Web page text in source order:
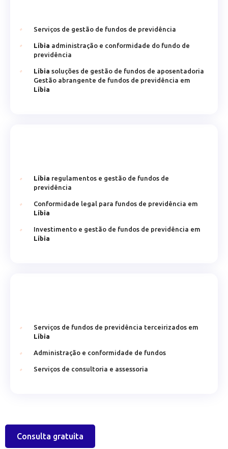
Serviços de gestão de fundos de previdência
Líbia administração e conformidade do fundo de
previdência
Líbia soluções de gestão de fundos de aposentadoria
Gestão abrangente de fundos de previdência em
Líbia
Líbia regulamentos e gestão de fundos de
previdência
Conformidade legal para fundos de previdência em
Líbia
Investimento e gestão de fundos de previdência em
Líbia
Serviços de fundos de previdência terceirizados em
Líbia
Administração e conformidade de fundos
Serviços de consultoria e assessoria
Consulta gratuita